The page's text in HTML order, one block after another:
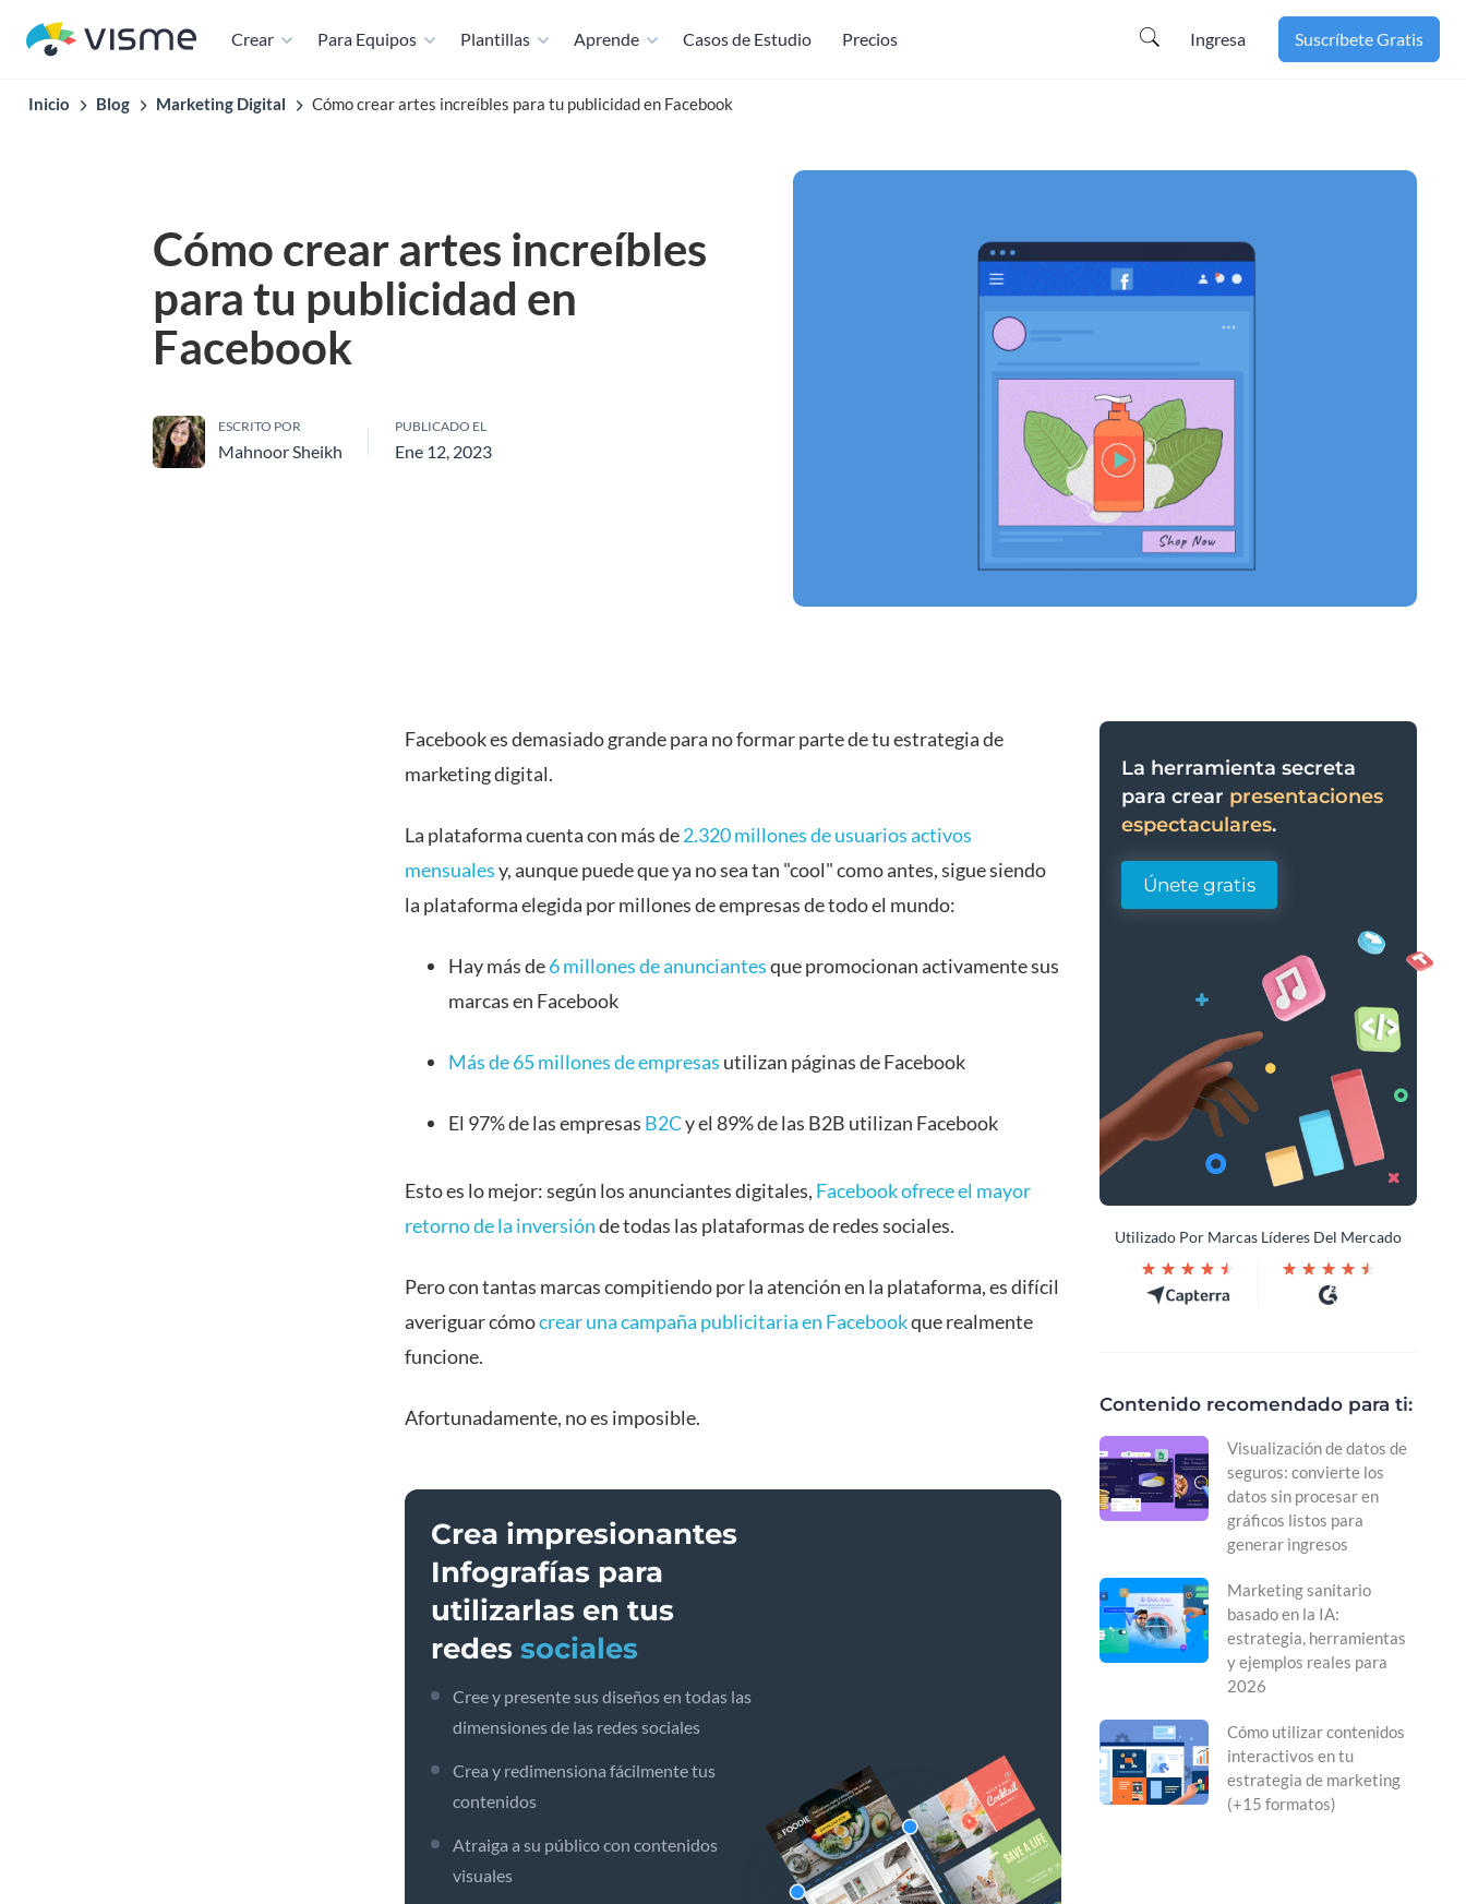
Crear Para Equipos Plantillas Aprende Casos de Estudio Precios Ingresa Suscríbete Gratis
Inicio Blog Marketing Digital Cómo crear artes increíbles para tu publicidad en Facebook
Cómo crear artes increíbles
para tu publicidad en
Facebook
ESCRITO POR
Mahnoor Sheikh
PUBLICADO EL
Ene 12, 2023
Facebook es demasiado grande para no formar parte de tu estrategia de
marketing digital.
La plataforma cuenta con más de2.320 millones de usuarios activos
mensualesy, aunque puede que ya no sea tan "cool" como antes, sigue siendo
la plataforma elegida por millones de empresas de todo el mundo:
Hay más de6 millones de anunciantesque promocionan activamente sus
marcas en Facebook
Más de 65 millones de empresas utilizan páginas de Facebook
El 97% de las empresas B2Cy el 89% de las B2B utilizan Facebook
Esto es lo mejor: según los anunciantes digitales, Facebook ofrece el mayor
retorno de la inversiónde todas las plataformas de redes sociales.
Pero con tantas marcas compitiendo por la atención en la plataforma, es difícil
averiguar cómocrear una campaña publicitaria en Facebookque realmente
funcione.
Afortunadamente, no es imposible.
Crea impresionantes
Infografías para
utilizarlas en tus
redes sociales
Cree y presente sus diseños en todas las
dimensiones de las redes sociales
Crea y redimensiona fácilmente tus
contenidos
Atraiga a su público con contenidos
visuales
La herramienta secreta
para crear presentaciones
espectaculares.
Únete gratis
Utilizado Por Marcas Líderes Del Mercado
Contenido recomendado para ti:
Visualización de datos de
seguros: convierte los
datos sin procesar en
gráficos listos para
generar ingresos
Marketing sanitario
basado en la IA:
estrategia, herramientas
y ejemplos reales para
2026
Cómo utilizar contenidos
interactivos en tu
estrategia de marketing
(+15 formatos)